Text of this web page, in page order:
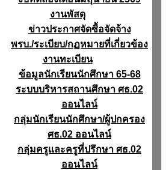
งานพัสดุ
ข่าวประกาศจัดซื้อจัดจ้าง
พรบ./ระเบียบ/กฏหมายที่เกี่ยวข้อง
งานทะเบียน
ข้อมูลนักเรียนนักศึกษา 65-68
ระบบบริหารสถานศึกษา ศธ.02
ออนไลน์
กลุ่มนักเรียนนักศึกษา/ผู้ปกครอง
ศธ.02 ออนไลน์
กลุ่มครูและครูที่ปรึกษา ศธ.02
ออนไลน์